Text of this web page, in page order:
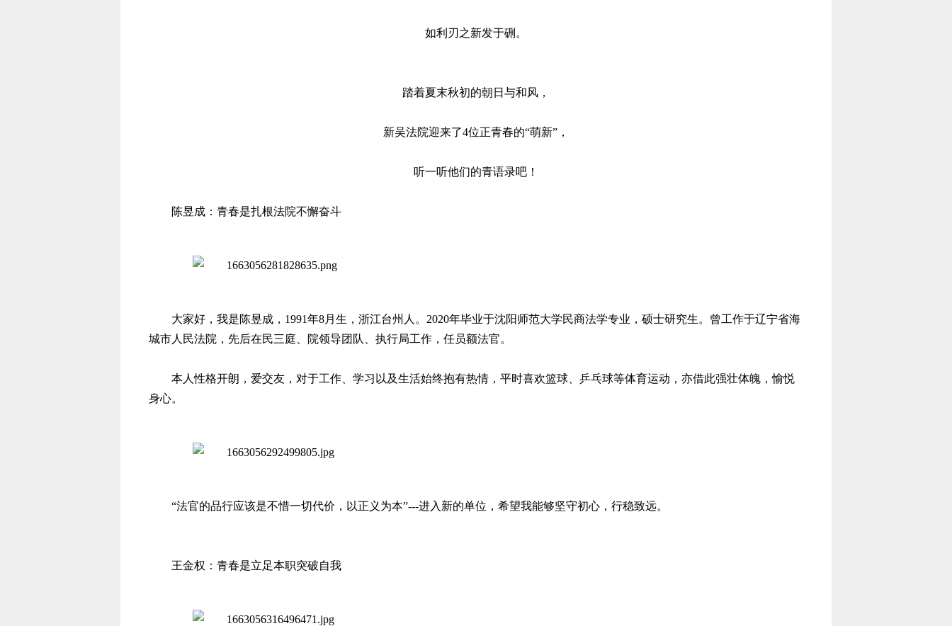
如利刃之新发于硎。
踏着夏末秋初的朝日与和风，
新吴法院迎来了4位正青春的“萌新”，
听一听他们的青语录吧！
陈昱成：青春是扎根法院不懈奋斗
大家好，我是陈昱成， 1991年8月生，浙江台州人。2020年毕业于沈阳师范大学民商法学专业，硕士研究生。曾工作于辽宁省海
城市人民法院，先后在民三庭、院领导团队、执行局工作，任员额法官。
本人性格开朗，爱交友，对于工作、学习以及生活始终抱有热情，平时喜欢篮球、乒乓球等体育运动，亦借此强壮体魄，愉悦
身心。
“法官的品行应该是不惜一切代价，以正义为本”---进入新的单位，希望我能够坚守初心，行稳致远。
王金权：青春是立足本职突破自我